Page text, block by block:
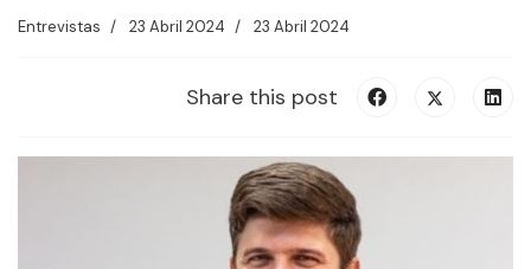
Entrevistas 23 Abril 2024 23 Abril 2024
Share this post